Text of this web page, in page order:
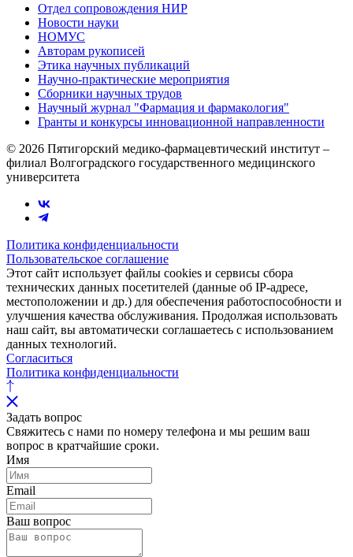
Отдел сопровождения НИР
Новости науки
НОМУС
Авторам рукописей
Этика научных публикаций
Научно-практические мероприятия
Сборники научных трудов
Научный журнал "Фармация и фармакология"
Гранты и конкурсы инновационной направленности
© 2026 Пятигорский медико-фармацевтический институт –
филиал Волгоградского государственного медицинского
университета
Политика конфиденциальности
Пользовательское соглашение
Этот сайт использует файлы cookies и сервисы сбора
технических данных посетителей (данные об IP-адресе,
местоположении и др.) для обеспечения работоспособности и
улучшения качества обслуживания. Продолжая использовать
наш сайт, вы автоматически соглашаетесь с использованием
данных технологий.
Согласиться
Политика конфиденциальности
Задать вопрос
Свяжитесь с нами по номеру телефона и мы решим ваш
вопрос в кратчайшие сроки.
Имя
Email
Ваш вопрос